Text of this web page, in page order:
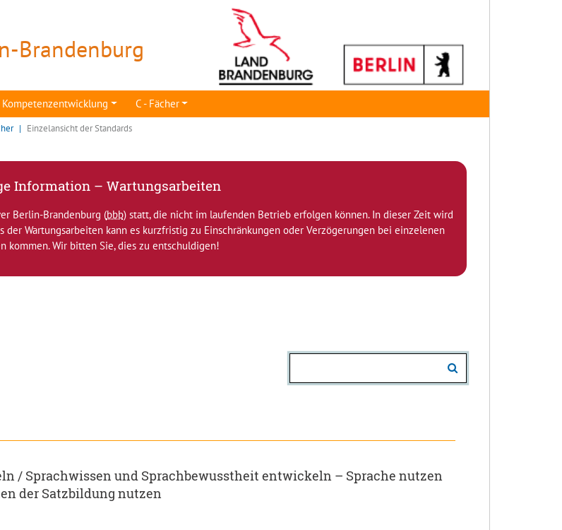
Brandenburg
C - Fächer
Einzelansicht der Standards
Information – Wartungsarbeiten
Berlin-Brandenburg (bbb) statt, die nicht im laufenden Betrieb erfolgen können. In dieser Zeit wird
Wartungsarbeiten kann es kurzfristig zu Einschränkungen oder Verzögerungen bei einzelenen
kommen. Wir bitten Sie, dies zu entschuldigen!
/ Sprachwissen und Sprachbewusstheit entwickeln – Sprache nutzen
der Satzbildung nutzen